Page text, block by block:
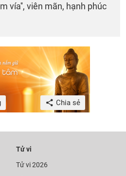
vía'', viên mãn, hạnh phúc
Chia sẻ
Tử vi
Tử vi 2026